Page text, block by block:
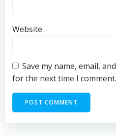
Website
Save my name, email,
for the next time I comment.